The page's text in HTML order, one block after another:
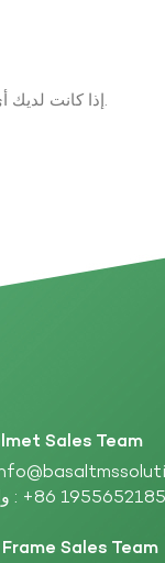
إذا كانت لديك أي أسئلة حول المنتجات والخدمات، يرجى ترك رسالة على الفور وسوف نتصل بك في غضون 24 ساعة.
Sales Team
واتس اب : +86
Sales Team